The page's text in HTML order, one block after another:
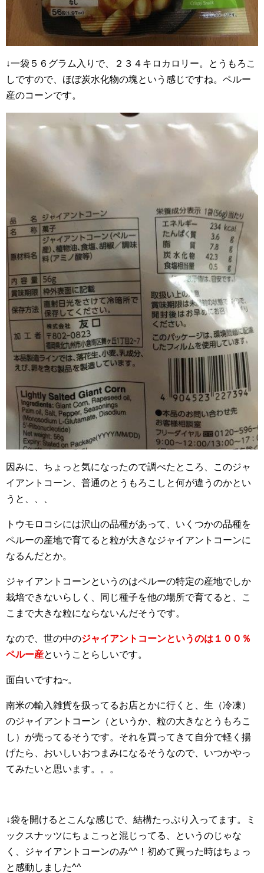
↓一袋５６グラム入りで、２３４キロカロリー。とうもろこ
しですので、ほぼ炭水化物の塊という感じですね。ペルー
産のコーンです。
因みに、ちょっと気になったので調べたところ、このジャ
イアントコーン、普通のとうもろこしと何が違うのかとい
うと、、、
トウモロコシには沢山の品種があって、いくつかの品種を
ペルーの産地で育てると粒が大きなジャイアントコーンに
なるんだとか。
ジャイアントコーンというのはペルーの特定の産地でしか
栽培できないらしく、同じ種子を他の場所で育てると、こ
こまで大きな粒にならないんだそうです。
なので、世の中のジャイアントコーンというのは１００％
ペルー産ということらしいです。
面白いですね~。
南米の輸入雑貨を扱ってるお店とかに行くと、生（冷凍）
のジャイアントコーン（というか、粒の大きなとうもろこ
し）が売ってるそうです。それを買ってきて自分で軽く揚
げたら、おいしいおつまみになるそうなので、いつかやっ
てみたいと思います。。。
↓袋を開けるとこんな感じで、結構たっぷり入ってます。ミ
ックスナッツにちょこっと混じってる、というのじゃな
く、ジャイアントコーンのみ^^！初めて買った時はちょっ
と感動しました^^